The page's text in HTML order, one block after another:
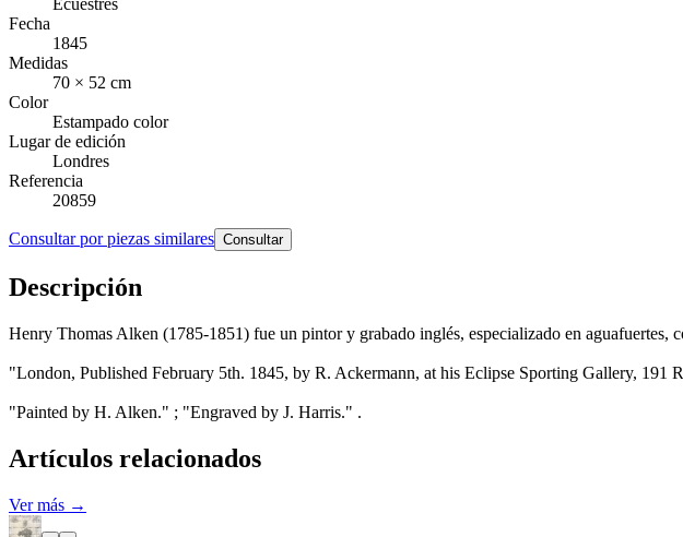
Fecha
1845
Medidas
70 × 52 cm
Color
Estampado color
Lugar de edición
Londres
Referencia
20859
Consultar por piezas similares Consultar
Descripción
Henry Thomas Alken (1785-1851) fue un pintor y grabado inglés, especializado en aguafuertes,
"London, Published February 5th. 1845, by R. Ackermann, at his Eclipse Sporting Gallery, 191
"Painted by H. Alken." ; "Engraved by J. Harris." .
Artículos relacionados
Ver más →